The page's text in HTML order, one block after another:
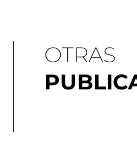
OTRAS